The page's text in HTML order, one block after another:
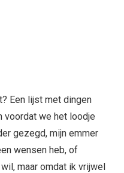
Een lijst met dingen
voordat we het loodje
gezegd, mijn emmer
wensen heb, of
maar omdat ik vrijwel